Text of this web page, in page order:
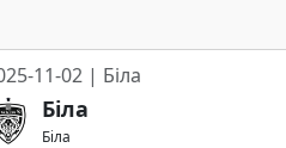
11-02 | Біла
Біла
Біла